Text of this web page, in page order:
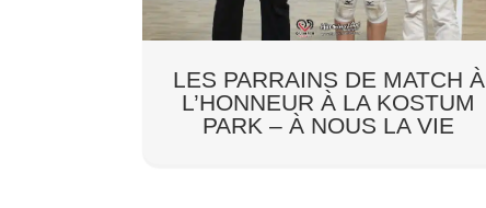
LES PARRAINS DE MATCH À
L’HONNEUR À LA KOSTUM
PARK – À NOUS LA VIE